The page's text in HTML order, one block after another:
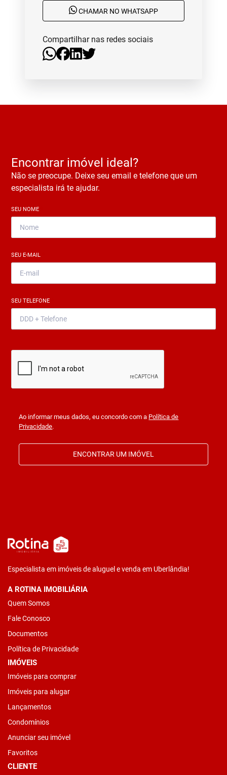
CHAMAR NO WHATSAPP
Compartilhar nas redes sociais
Encontrar imóvel ideal?
Não se preocupe. Deixe seu email e telefone que um
especialista irá te ajudar.
SEU NOME
SEU E-MAIL
SEU TELEFONE
Ao informar meus dados, eu concordo com a Política de
Privacidade.
ENCONTRAR UM IMÓVEL
Especialista em imóveis de aluguel e venda em Uberlândia!
A ROTINA IMOBILIÁRIA
Quem Somos
Fale Conosco
Documentos
Política de Privacidade
IMÓVEIS
Imóveis para comprar
Imóveis para alugar
Lançamentos
Condomínios
Anunciar seu imóvel
Favoritos
CLIENTE